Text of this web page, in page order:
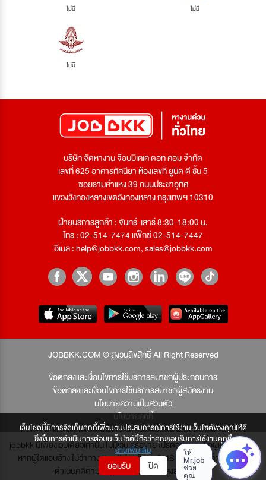
เว็บไซต์นี้มีการจัดเก็บคุกกี้เพื่อมอบประสบการณ์การใช้งานเว็บไซต์ของคุณให้ดี
ยิ่งขึ้นการดำเนินการต่อบนเว็บไซต์นี้ถือว่าคุณยอมรับการใช้งานคุกกี้
อ่านเพิ่มเติม
ยอมรับ ปิด
ไม่มี ไม่มี
ไม่มี
บริษัท จัดหางาน จ๊อบบีเคเค ดอท คอม จำกัด
เลขที่ 625 อาคารทัศนียา ห้องเลขที่ ยูนิต ดี ชั้น 5
ซอยรามคำแหง 39 ถนนประชาอุทิศ
แขวงวังทองหลางเขตวังทองหลาง กรุงเทพฯ 10310
ฝ่ายบริการลูกค้า : จันทร์-เสาร์ 8:30-18:00 น.
โทร : 02-514-7474 แฟ็กซ์ 02-514-7447
อีเมล :help@jobbkk.com,sales@jobbkk.com
JOBBKK.COM © สงวนลิขสิทธิ์ All Right Reserved
ข้อตกลงและเงื่อนไขการใช้บริการสมาชิกผู้ประกอบการ
ข้อตกลงและเงื่อนไขการใช้บริการสมาชิกผู้สมัครงาน
นโยบายความเป็นส่วนตัว
นโยบายคุกกี้
jobbkk มีเพียงเว็บเดียวเท่านั้น ไม่มีเว็บเครือข่าย โปรดอย่าหลงเชื่อผู้แอบอ้าง และ
หากผู้ใดแอบอ้าง ไม่ว่าทาง Email, โทรศัพท์, SMS หรือทางใดก็ตาม จะถูก
ดำเนินคดีตามที่กฎหมายบัญญัติไว้สูงสุด